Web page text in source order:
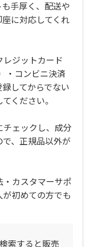
手厚く、配送や
に対応してくれ
ジットカード
・コンビニ決済
してからでない
ください。
ェックし、成分
、正規品以外が
カスタマーサポ
初めての方でも
索すると販売